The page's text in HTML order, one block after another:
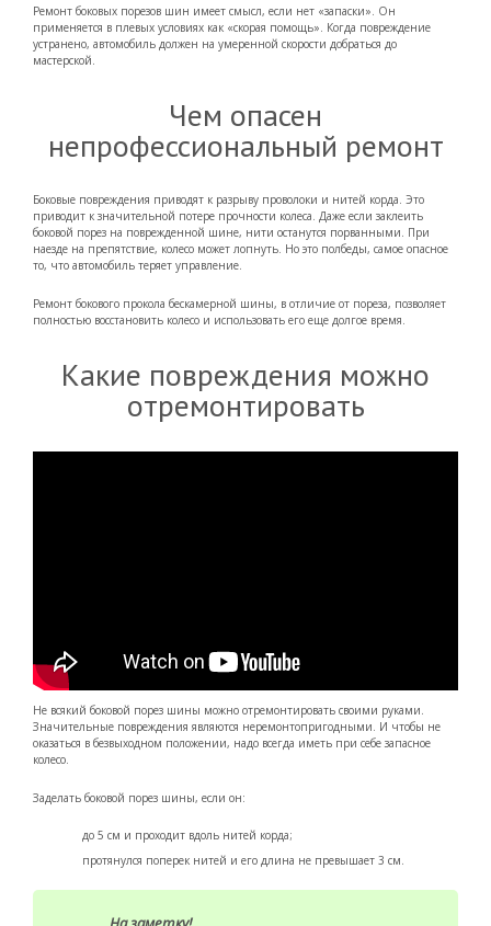
Ремонт боковых порезов шин имеет смысл, если нет «запаски». Он
применяется в плевых условиях как «скорая помощь». Когда повреждение
устранено, автомобиль должен на умеренной скорости добраться до
мастерской.
Чем опасен
непрофессиональный ремонт
Боковые повреждения приводят к разрыву проволоки и нитей корда. Это
приводит к значительной потере прочности колеса. Даже если заклеить
боковой порез на поврежденной шине, нити останутся порванными. При
наезде на препятствие, колесо может лопнуть. Но это полбеды, самое опасное
то, что автомобиль теряет управление.
Ремонт бокового прокола бескамерной шины, в отличие от пореза, позволяет
полностью восстановить колесо и использовать его еще долгое время.
Какие повреждения можно
отремонтировать
Не всякий боковой порез шины можно отремонтировать своими руками.
Значительные повреждения являются неремонтопригодными. И чтобы не
оказаться в безвыходном положении, надо всегда иметь при себе запасное
колесо.
Заделать боковой порез шины, если он:
до 5 см и проходит вдоль нитей корда;
протянулся поперек нитей и его длина не превышает 3 см.